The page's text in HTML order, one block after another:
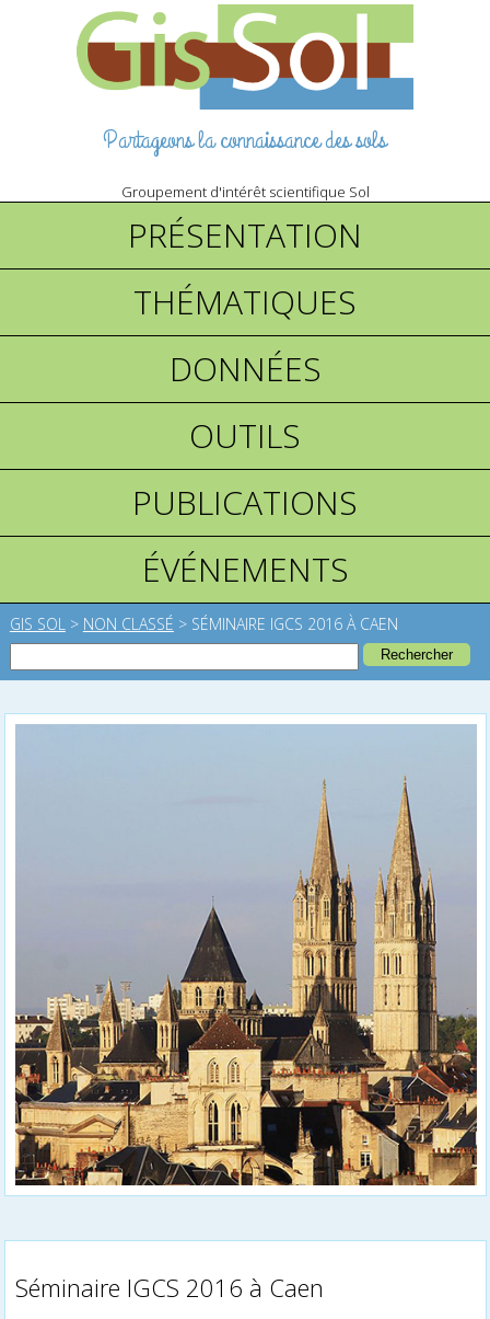
Partageons la connaissance des sols
Groupement d'intérêt scientifique Sol
PRÉSENTATION
THÉMATIQUES
DONNÉES
OUTILS
PUBLICATIONS
ÉVÉNEMENTS
GIS SOL > NON CLASSÉ > SÉMINAIRE IGCS 2016 À CAEN
Séminaire IGCS 2016 à Caen